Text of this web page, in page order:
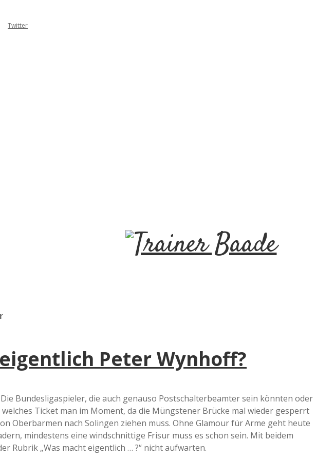
Twitter
T
n
e
r
Peter Wynhoff?
Bundesligaspieler, die auch genauso Postschalterbeamter sein könnten oder
Ticket man im Moment, da die Müngstener Brücke mal wieder gesperrt
Oberbarmen nach Solingen ziehen muss. Ohne Glamour für Arme geht heute
mindestens eine windschnittige Frisur muss es schon sein. Mit beidem
Rubrik „Was macht eigentlich … ?“ nicht aufwarten.